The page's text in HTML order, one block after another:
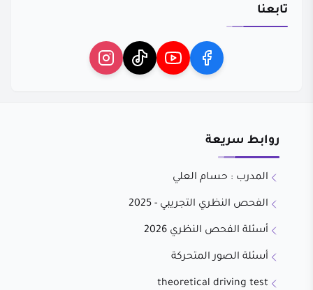
تابعنا
روابط سريعة
المدرب : حسام العلي
الفحص النظري التجريبي - 2025
أسئلة الفحص النظري 2026
أسئلة الصور المتحركة
theoretical driving test